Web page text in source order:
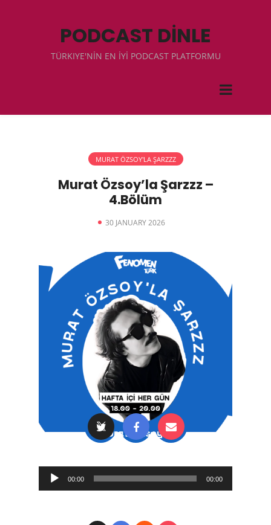
PODCAST DİNLE
TÜRKIYE'NİN EN İYİ PODCAST PLATFORMU
MURAT ÖZSOY'LA ŞARZZZ
Murat Özsoy’la Şarzzz –
4.Bölüm
30 JANUARY 2026
Audio
Player
00:00 00:00